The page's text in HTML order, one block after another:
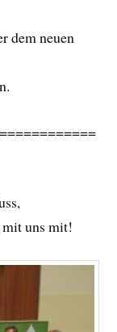
dem neuen
uns mit!